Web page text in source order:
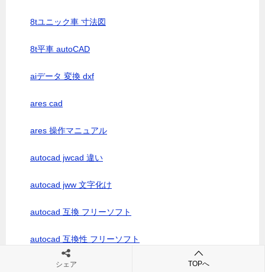
8tユニック車 寸法図
8t平車 autoCAD
aiデータ 変換 dxf
ares cad
ares 操作マニュアル
autocad jwcad 違い
autocad jww 文字化け
autocad 互換 フリーソフト
autocad 互換性 フリーソフト
autocad参考図面 無料
シェア TOPへ